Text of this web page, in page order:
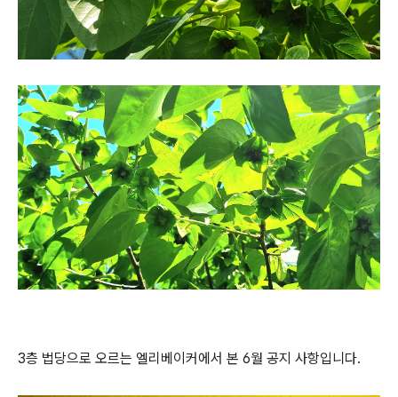
3층 법당으로 오르는 엘리베이커에서 본 6월 공지 사항입니다.